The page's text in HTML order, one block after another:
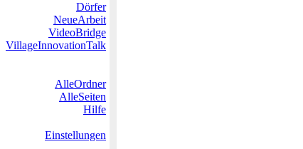
Dörfer
NeueArbeit
VideoBridge
VillageInnovationTalk
AlleOrdner
AlleSeiten
Hilfe
Einstellungen